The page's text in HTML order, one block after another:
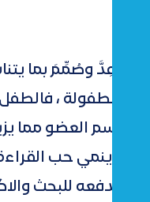
أعِدَّ وصُمِّمَ بما
الطفولة ،
اسم العضو مما
وينمي حب
يدفعه للبحث